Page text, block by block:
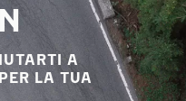
A
LA TUA